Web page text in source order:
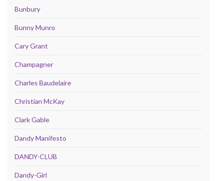
Bunbury
Bunny Munro
Cary Grant
Champagner
Charles Baudelaire
Christian McKay
Clark Gable
Dandy Manifesto
DANDY-CLUB
Dandy-Girl